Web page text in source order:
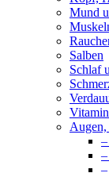
Mund
Salben
Schlaf
Augen,